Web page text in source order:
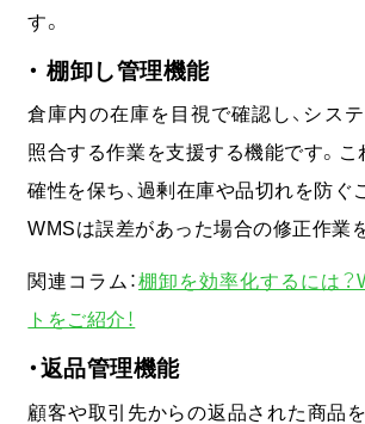
す。
・ 棚卸し管理機能
倉庫内の在庫を目視で確認し、シス
照合する作業を支援する機能です。こ
確性を保ち、過剰在庫や品切れを防ぐ
WMSは誤差があった場合の修正作業
関連コラム：棚卸を効率化するには？
トをご紹介！
・返品管理機能
顧客や取引先からの返品された商品